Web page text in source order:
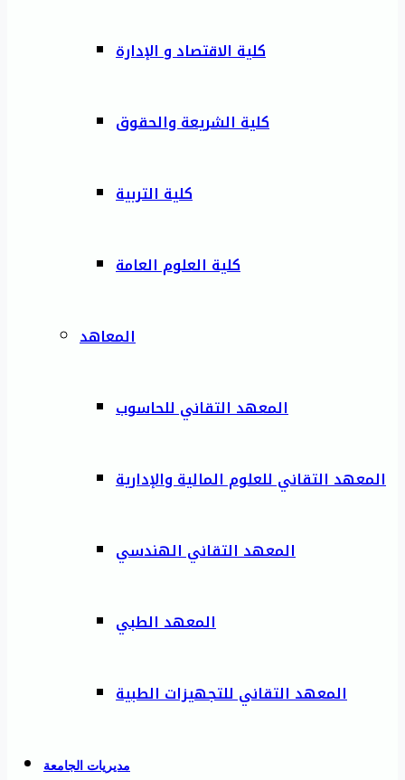
كلية الاقتصاد و الإدارة
كلية الشريعة والحقوق
كلية التربية
كلية العلوم العامة
المعاهد
المعهد التقاني للحاسوب
المعهد التقاني للعلوم المالية والإدارية
المعهد التقاني الهندسي
المعهد الطبي
المعهد التقاني للتجهيزات الطبية
مديريات الجامعة